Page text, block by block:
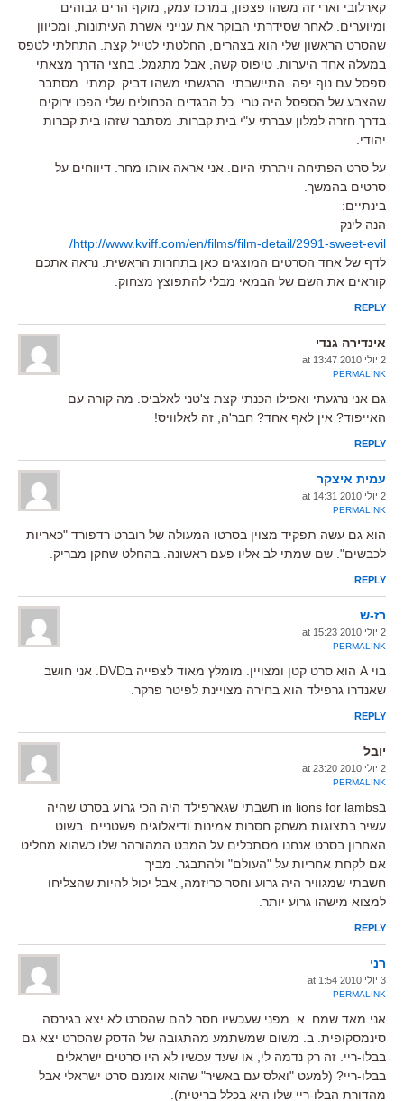
קארלובי וארי זה משהו פצפון, במרכז עמק, מוקף הרים גבוהים
ומיוערים. לאחר שסידרתי הבוקר את ענייני אשרת העיתונות, ומכיוון
שהסרט הראשון שלי הוא בצהרים, החלטתי לטייל קצת. התחלתי לטפס
במעלה אחד היערות. טיפוס קשה, אבל מתגמל. בחצי הדרך מצאתי
ספסל עם נוף יפה. התיישבתי. הרגשתי משהו דביק. קמתי. מסתבר
שהצבע של הספסל היה טרי. כל הבגדים הכחולים שלי הפכו ירוקים.
בדרך חזרה למלון עברתי ע"י בית קברות. מסתבר שזהו בית קברות
יהודי.
על סרט הפתיחה ויתרתי היום. אני אראה אותו מחר. דיווחים על
סרטים בהמשך.
בינתיים:
הנה לינק
http://www.kviff.com/en/films/film-detail/2991-sweet-evil/
לדף של אחד הסרטים המוצגים כאן בתחרות הראשית. נראה אתכם
קוראים את השם של הבמאי מבלי להתפוצץ מצחוק.
REPLY
אינדירה גנדי
2 יולי 2010 at 13:47
PERMALINK
גם אני נרגעתי ואפילו הכנתי קצת צ'טני לאלביס. מה קורה עם
האייפוד? אין לאף אחד? חבר'ה, זה לאלוויס!
REPLY
עמית איצקר
2 יולי 2010 at 14:31
PERMALINK
הוא גם עשה תפקיד מצוין בסרטו המעולה של רוברט רדפורד "כאריות
לכבשים". שם שמתי לב אליו פעם ראשונה. בהחלט שחקן מבריק.
REPLY
רז-ש
2 יולי 2010 at 15:23
PERMALINK
בוי A הוא סרט קטן ומצויין. מומלץ מאוד לצפייה בDVD. אני חושב
שאנדרו גרפילד הוא בחירה מצויינת לפיטר פרקר.
REPLY
יובל
2 יולי 2010 at 23:20
PERMALINK
בin lions for lambs חשבתי שגארפילד היה הכי גרוע בסרט שהיה
עשיר בתצוגות משחק חסרות אמינות ודיאלוגים פשטניים. בשוט
האחרון בסרט אנחנו מסתכלים על המבט המהורהר שלו כשהוא מחליט
אם לקחת אחריות על "העולם" ולהתבגר. מביך
חשבתי שמגוויר היה גרוע וחסר כריזמה, אבל יכול להיות שהצליחו
למצוא מישהו גרוע יותר.
REPLY
רני
3 יולי 2010 at 1:54
PERMALINK
אני מאד שמח. א. מפני שעכשיו חסר להם שהסרט לא יצא בגירסה
סינמסקופית. ב. משום שמשתמע מהתגובה של הדסק שהסרט יצא גם
בבלו-ריי. זה רק נדמה לי, או שעד עכשיו לא היו סרטים ישראלים
בבלו-ריי? (למעט "ואלס עם באשיר" שהוא אומנם סרט ישראלי אבל
מהדורת הבלו-ריי שלו היא בכלל בריטית).